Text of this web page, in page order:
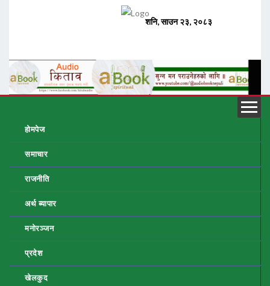
होमपेज
समाचार
राजनीति
अर्थ ब्यापार
मनोरञ्जन
प्रदेश
खेलकुद